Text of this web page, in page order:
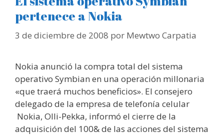
pertenece a Nokia
3 de diciembre de 2008 por Mewtwo Carpatia
Nokia anunció la compra total del sistema
operativo Symbian en una operación millonaria
«que traerá muchos beneficios». El consejero
delegado de la empresa de telefonía celular
Nokia, Olli-Pekka, informó el cierre de la
adquisición del 100& de las acciones del sistema